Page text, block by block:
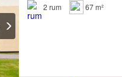
2 rum 67 m²